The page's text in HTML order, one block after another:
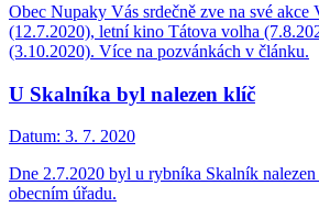
Obec Nupaky Vás srdečně zve na své akce
(12.7.2020), letní kino Tátova volha
(3.10.2020). Více na pozvánkách v článku.
U Skalníka byl nalezen klíč
Datum: 3. 7. 2020
Dne 2.7.2020 byl u rybníka Skalník
obecním úřadu.